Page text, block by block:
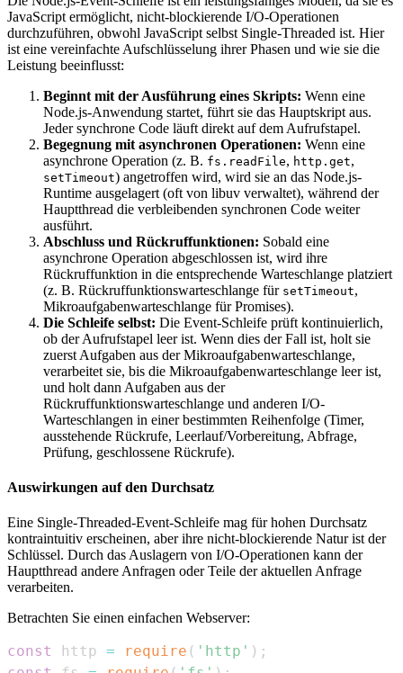
JavaScript ermöglicht, nicht-blockierende I/O-Operationen
durchzuführen, obwohl JavaScript selbst Single-Threaded ist. Hier
ist eine vereinfachte Aufschlüsselung ihrer Phasen und wie sie die
Leistung beeinflusst:
Beginnt mit der Ausführung eines Skripts: Wenn eine
Node.js-Anwendung startet, führt sie das Hauptskript aus.
Jeder synchrone Code läuft direkt auf dem Aufrufstapel.
Begegnung mit asynchronen Operationen: Wenn eine
asynchrone Operation (z. B. fs.readFile, http.get,
setTimeout) angetroffen wird, wird sie an das Node.js-
Runtime ausgelagert (oft von libuv verwaltet), während der
Hauptthread die verbleibenden synchronen Code weiter
ausführt.
Abschluss und Rückruffunktionen: Sobald eine
asynchrone Operation abgeschlossen ist, wird ihre
Rückruffunktion in die entsprechende Warteschlange platziert
(z. B. Rückruffunktionswarteschlange für setTimeout,
Mikroaufgabenwarteschlange für Promises).
Die Schleife selbst: Die Event-Schleife prüft kontinuierlich,
ob der Aufrufstapel leer ist. Wenn dies der Fall ist, holt sie
zuerst Aufgaben aus der Mikroaufgabenwarteschlange,
verarbeitet sie, bis die Mikroaufgabenwarteschlange leer ist,
und holt dann Aufgaben aus der
Rückruffunktionswarteschlange und anderen I/O-
Warteschlangen in einer bestimmten Reihenfolge (Timer,
ausstehende Rückrufe, Leerlauf/Vorbereitung, Abfrage,
Prüfung, geschlossene Rückrufe).
Auswirkungen auf den Durchsatz
Eine Single-Threaded-Event-Schleife mag für hohen Durchsatz
kontraintuitiv erscheinen, aber ihre nicht-blockierende Natur ist der
Schlüssel. Durch das Auslagern von I/O-Operationen kann der
Hauptthread andere Anfragen oder Teile der aktuellen Anfrage
verarbeiten.
Betrachten Sie einen einfachen Webserver:
const http = require ( 'http' ) ;